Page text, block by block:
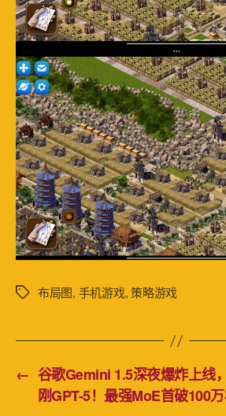
标
布局图, 手机游戏, 策略游戏
← 谷歌Gemini 1.5深夜爆炸上线
刚GPT-5！最强MoE首破100